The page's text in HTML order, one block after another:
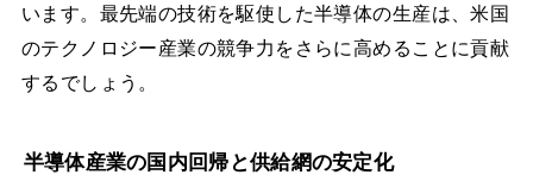
います。最先端の技術を駆使した半導体の生産は、米国
のテクノロジー産業の競争力をさらに高めることに貢献
するでしょう。
半導体産業の国内回帰と供給網の安定化